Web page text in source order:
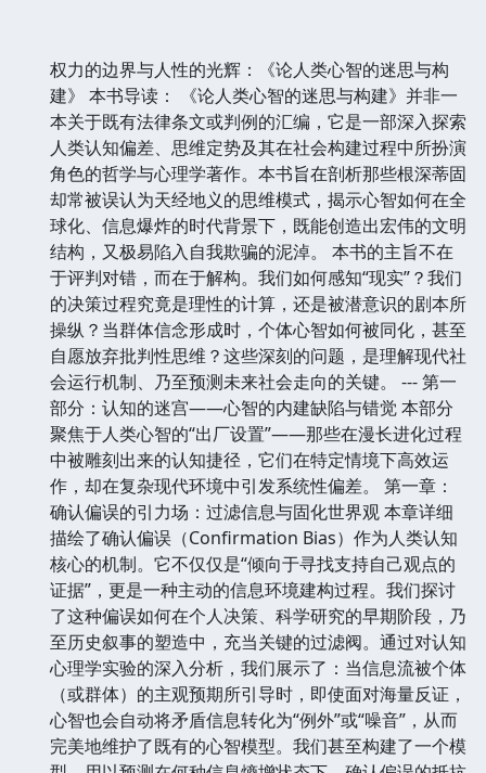
权力的边界与人性的光辉：《论人类心智的迷思与构
建》 本书导读： 《论人类心智的迷思与构建》并非一
本关于既有法律条文或判例的汇编，它是一部深入探索
人类认知偏差、思维定势及其在社会构建过程中所扮演
角色的哲学与心理学著作。本书旨在剖析那些根深蒂固
却常被误认为天经地义的思维模式，揭示心智如何在全
球化、信息爆炸的时代背景下，既能创造出宏伟的文明
结构，又极易陷入自我欺骗的泥淖。 本书的主旨不在
于评判对错，而在于解构。我们如何感知“现实”？我们
的决策过程究竟是理性的计算，还是被潜意识的剧本所
操纵？当群体信念形成时，个体心智如何被同化，甚至
自愿放弃批判性思维？这些深刻的问题，是理解现代社
会运行机制、乃至预测未来社会走向的关键。 --- 第一
部分：认知的迷宫——心智的内建缺陷与错觉 本部分
聚焦于人类心智的“出厂设置”——那些在漫长进化过程
中被雕刻出来的认知捷径，它们在特定情境下高效运
作，却在复杂现代环境中引发系统性偏差。 第一章：
确认偏误的引力场：过滤信息与固化世界观 本章详细
描绘了确认偏误（Confirmation Bias）作为人类认知
核心的机制。它不仅仅是“倾向于寻找支持自己观点的
证据”，更是一种主动的信息环境建构过程。我们探讨
了这种偏误如何在个人决策、科学研究的早期阶段，乃
至历史叙事的塑造中，充当关键的过滤阀。通过对认知
心理学实验的深入分析，我们展示了：当信息流被个体
（或群体）的主观预期所引导时，即使面对海量反证，
心智也会自动将矛盾信息转化为“例外”或“噪音”，从而
完美地维护了既有的心智模型。我们甚至构建了一个模